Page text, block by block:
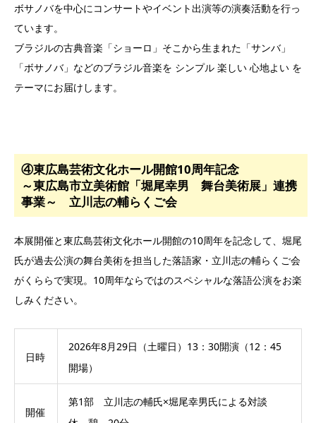
ボサノバを中心にコンサートやイベント出演等の演奏活動を行っ
ています。
ブラジルの古典音楽「ショーロ」そこから生まれた「サンバ」
「ボサノバ」などのブラジル音楽を シンプル 楽しい 心地よい を
テーマにお届けします。
④東広島芸術文化ホール開館10周年記念
～東広島市立美術館「堀尾幸男 舞台美術展」連携
事業～ 立川志の輔らくご会
本展開催と東広島芸術文化ホール開館の10周年を記念して、堀尾
氏が過去公演の舞台美術を担当した落語家・立川志の輔らくご会
がくららで実現。10周年ならではのスペシャルな落語公演をお楽
しみください。
日時
2026年8月29日（土曜日）13：30開演（12：45
開場）
開催
第1部 立川志の輔氏×堀尾幸男氏による対談